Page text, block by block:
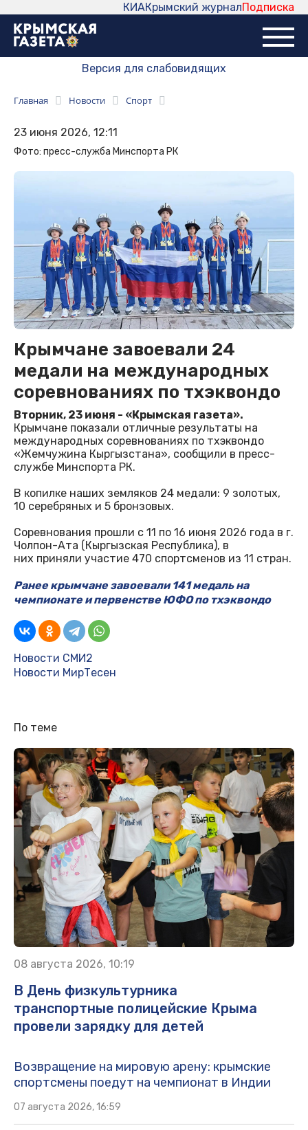
Подписка
Крымский журнал
КИА
Версия для слабовидящих
Главная Новости Спорт
23 июня 2026, 12:11
Фото: пресс-служба Минспорта РК
Крымчане завоевали 24
медали на международных
соревнованиях по тхэквондо
Вторник, 23 июня - «Крымская газета».
Крымчане показали отличные результаты на
международных соревнованиях по тхэквондо
«Жемчужина Кыргызстана», сообщили в пресс-
службе Минспорта РК.
В копилке наших земляков 24 медали: 9 золотых,
10 серебряных и 5 бронзовых.
Соревнования прошли с 11 по 16 июня 2026 года в г.
Чолпон-Ата (Кыргызская Республика), в
них приняли участие 470 спортсменов из 11 стран.
Ранее крымчане завоевали 141 медаль на
чемпионате и первенстве ЮФО по тхэквондо
Новости СМИ2
Новости МирТесен
По теме
08 августа 2026, 10:19
В День физкультурника
транспортные полицейские Крыма
провели зарядку для детей
Возвращение на мировую арену: крымские
спортсмены поедут на чемпионат в Индии
07 августа 2026, 16:59